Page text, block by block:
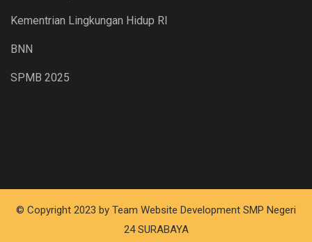
Kementrian Lingkungan Hidup RI
BNN
SPMB 2025
© Copyright 2023 by Team Website Development SMP Negeri
24 SURABAYA